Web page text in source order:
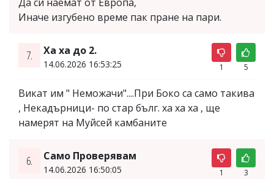
Иначе изгубено време пак пране на пари.
7. Ха ха до 2.
14.06.2026 16:53:25 1 5
Викат им " Неможачи"....При Боко са само такива
, Некадърници- по стар бълг. ха ха ха , ще
намерят на Муйсей камбаните
6. Само Проверявам
14.06.2026 16:50:05 1 3